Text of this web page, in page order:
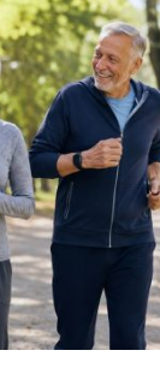
EL
Y